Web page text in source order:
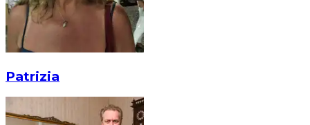
Patrizia